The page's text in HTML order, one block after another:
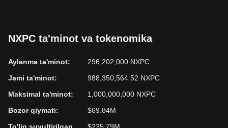
NXPC ta'minot va tokenomika
Aylanma ta'minot:
296,202,000 NXPC
Jami ta'minot:
988,350,564.52 NXPC
Maksimal ta'minot:
1,000,000,000 NXPC
Bozor qiymati:
$69.84M